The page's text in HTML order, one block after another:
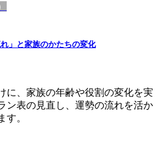
」と家族のかたちの変化
に、家族の年齢や役割の変化を実
ン表の見直し、運勢の流れを活か
す。